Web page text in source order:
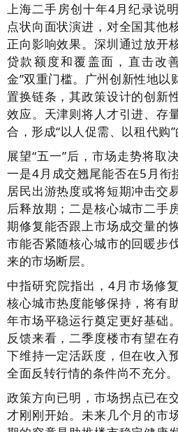
上海二手房创十年4月纪录说
点状向面状演进，对全国其他
正向影响效果。深圳通过放开
贷款额度和覆盖面，直击改
金”双重门槛。广州创新性地以
置换链条，其政策设计的创新
效应。天津则将人才引进、存
合，形成“以人促需、以租代购”
展望“五一”后，市场走势将取
一是4月成交翘尾能否在5月
居民出游热度或将短期冲击交
后释放期；二是核心城市二手
期修复能否跟上市场成交量的
市能否紧随核心城市的回暖步
来的市场断层。
中指研究院指出，4月市场修
核心城市热度能够保持，将有
年市场平稳运行奠定更好基础
反馈来看，二季度楼市有望在
下维持一定活跃度，但在收入
全面反转行情的条件尚不充分。
政策方向已明，市场拐点已
才刚刚开始。未来几个月的市